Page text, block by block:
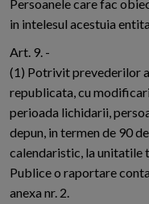
Persoanele care fac
in intelesul acestuia
Art. 9. -
(1) Potrivit prevederilor
republicata, cu
perioada lichidarii,
depun, in termen de 90
calendaristic, la
Publice o raportare
anexa nr. 2.